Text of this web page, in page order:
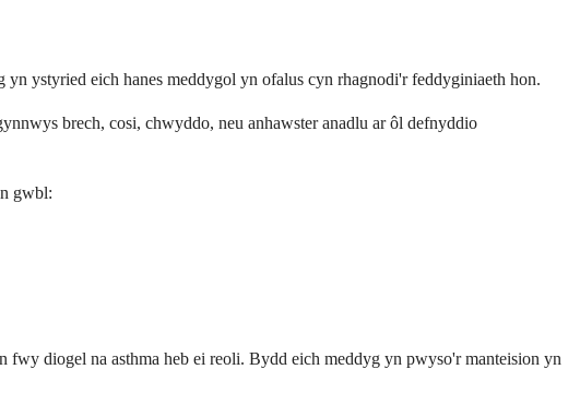
ystyried eich hanes meddygol yn ofalus cyn rhagnodi'r feddyginiaeth hon.
brech, cosi, chwyddo, neu anhawster anadlu ar ôl defnyddio
gwbl:
diogel na asthma heb ei reoli. Bydd eich meddyg yn pwyso'r manteision yn